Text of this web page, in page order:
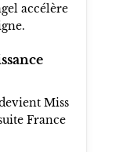
accélère
Miss
France